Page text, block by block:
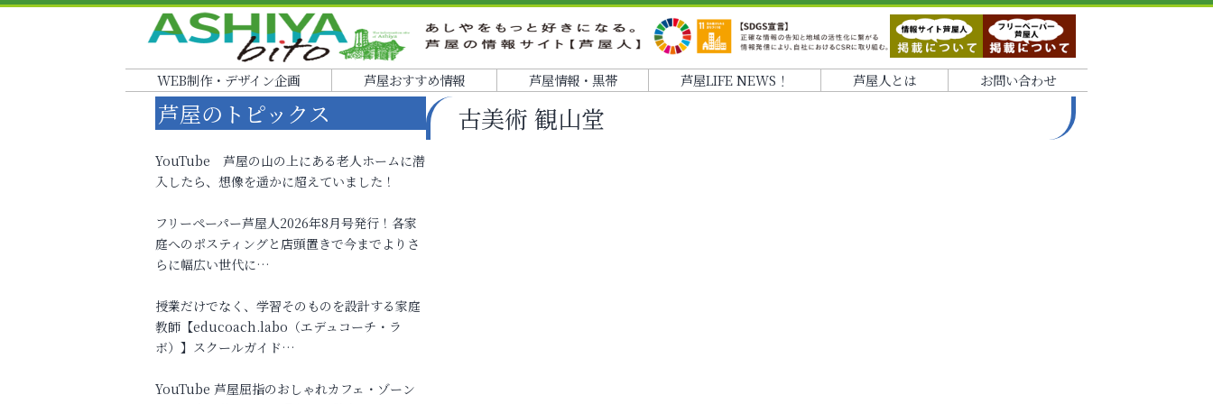
WEB制作・デザイン企画 芦屋おすすめ情報 芦屋情報・黒帯 芦屋LIFE NEWS！ 芦屋人とは お問い合わせ
古美術 観山堂
芦屋のトピックス
YouTube 芦屋の山の上にある老人ホームに潜
入したら、想像を遥かに超えていました！
フリーペーパー芦屋人2026年8月号発行！各家
庭へのポスティングと店頭置きで今までよりさ
らに幅広い世代に…
授業だけでなく、学習そのものを設計する家庭
教師【educoach.labo（エデュコーチ・ラ
ボ）】スクールガイド…
YouTube 芦屋屈指のおしゃれカフェ・ゾーン